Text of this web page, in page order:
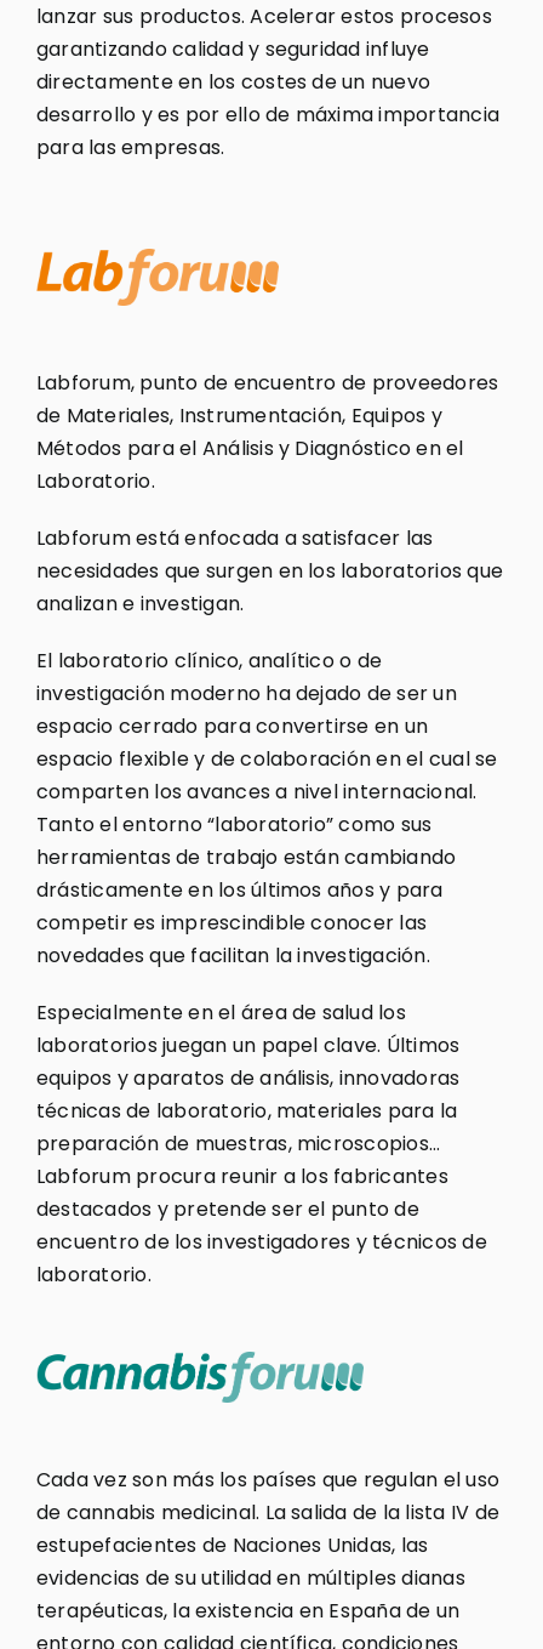
lanzar sus productos. Acelerar estos procesos
garantizando calidad y seguridad influye
directamente en los costes de un nuevo
desarrollo y es por ello de máxima importancia
para las empresas.
Labforum, punto de encuentro de proveedores
de Materiales, Instrumentación, Equipos y
Métodos para el Análisis y Diagnóstico en el
Laboratorio.
Labforum está enfocada a satisfacer las
necesidades que surgen en los laboratorios que
analizan e investigan.
El laboratorio clínico, analítico o de
investigación moderno ha dejado de ser un
espacio cerrado para convertirse en un
espacio flexible y de colaboración en el cual se
comparten los avances a nivel internacional.
Tanto el entorno “laboratorio” como sus
herramientas de trabajo están cambiando
drásticamente en los últimos años y para
competir es imprescindible conocer las
novedades que facilitan la investigación.
Especialmente en el área de salud los
laboratorios juegan un papel clave. Últimos
equipos y aparatos de análisis, innovadoras
técnicas de laboratorio, materiales para la
preparación de muestras, microscopios…
Labforum procura reunir a los fabricantes
destacados y pretende ser el punto de
encuentro de los investigadores y técnicos de
laboratorio.
Cada vez son más los países que regulan el uso
de cannabis medicinal. La salida de la lista IV de
estupefacientes de Naciones Unidas, las
evidencias de su utilidad en múltiples dianas
terapéuticas, la existencia en España de un